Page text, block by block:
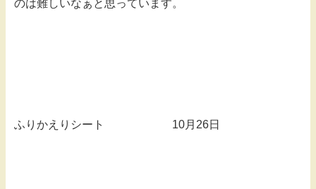
のは難しいなぁと思っています。
ふりかえりシート 10月26日